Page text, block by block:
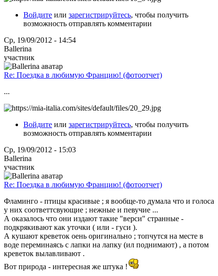
Войдите или зарегистрируйтесь, чтобы получить
возможность отправлять комментарии
Ср, 19/09/2012 - 14:54
Ballerina
участник
Re: Поездка в любимую Францию! (фотоотчет)
...
Войдите или зарегистрируйтесь, чтобы получить
возможность отправлять комментарии
Ср, 19/09/2012 - 15:03
Ballerina
участник
Re: Поездка в любимую Францию! (фотоотчет)
Фламинго - птицы красивые ; я вообще-то думала что и голоса
у них соответтсвующие ; нежные и певучие ...
А оказалось что они издают такие "верси" странные -
подкрякивают как уточки ( или - гуси ).
А кушают креветок оень оригинально ; топчутся на месте в
воде переминаясь с лапки на лапку (ил поднимают) , а потом
креветок вылавливают .
Вот природа - интересная же штука !